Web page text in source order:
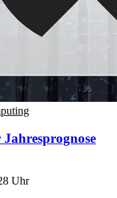
Uhr